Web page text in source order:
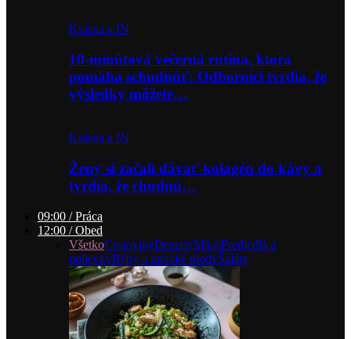
Krásna a IN
10-minútová večerná rutina, ktorá
pomáha schudnúť: Odborníci tvrdia, že
výsledky môžete…
Krásna a IN
Ženy si začali dávať kolagén do kávy a
tvrdia, že chudnú…
09:00 / Práca
12:00 / Obed
VšetkoCestovinyDezertyMäsoPredjedlá a
polievkyRyby a morské plodyŠaláty